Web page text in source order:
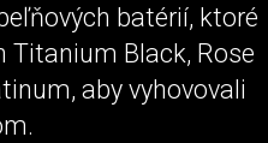
batérií, ktoré
Titanium Black, Rose
aby vyhovovali